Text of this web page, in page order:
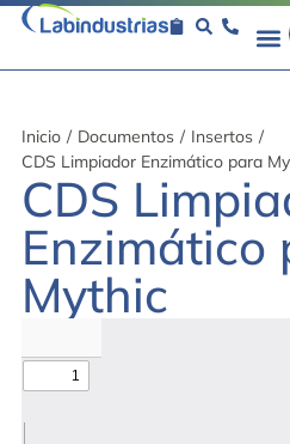
Inicio / Documentos / Insertos /
CDS Limpiador Enzimático para
CDS
Enzimático
Mythic